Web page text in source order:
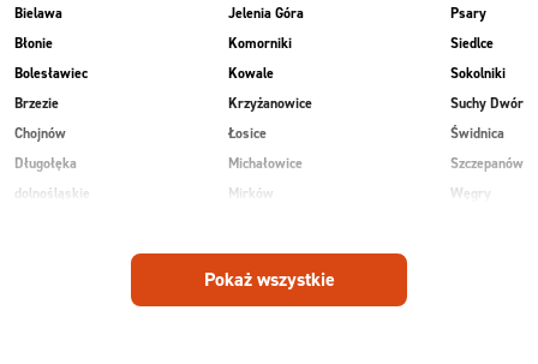
Bielawa
Błonie
Bolesławiec
Brzezie
Chojnów
Długołęka
dolnośląskie
Jelenia Góra
Komorniki
Kowale
Krzyżanowice
Łosice
Michałowice
Mirków
Piekary
Piotrowice
Psary
Siedlce
Sokolniki
Suchy Dwór
Świdnica
Szczepanów
Węgry
Pokaż wszystkie